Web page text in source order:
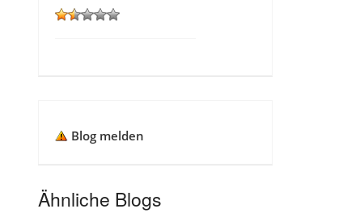
Blog melden
Ähnliche Blogs